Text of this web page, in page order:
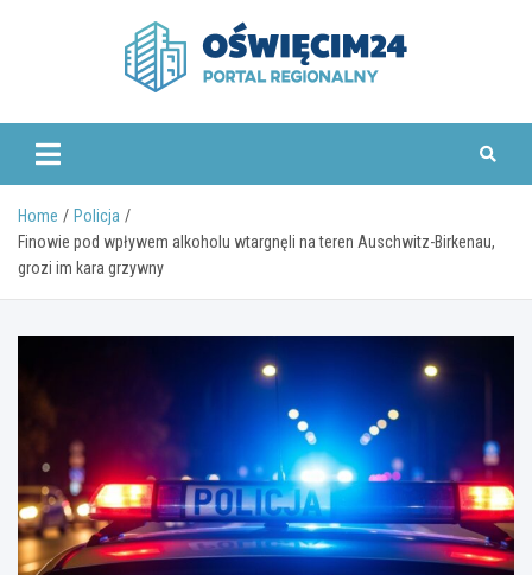
www.oswiecim24.pl
Home
Policja
Finowie pod wpływem alkoholu wtargnęli na teren Auschwitz-Birkenau,
grozi im kara grzywny